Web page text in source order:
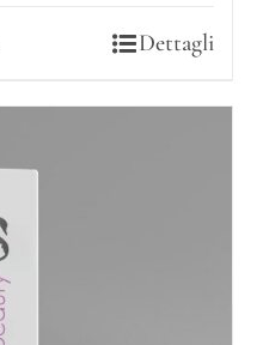
Dettagli